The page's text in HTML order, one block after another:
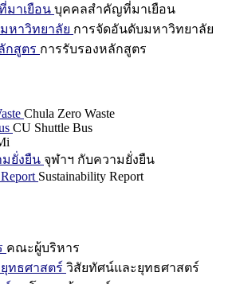
าเยือน บุคคลสำคัญที่มาเยือน
หาวิทยาลัย การจัดอันดับมหาวิทยาลัย
กสูตร การรับรองหลักสูตร
Chula Zero Waste
CU Shuttle Bus
ยั่งยืน จุฬาฯ กับความยั่งยืน
Sustainability Report
คณะผู้บริหาร
ทธศาสตร์ วิสัยทัศน์และยุทธศาสตร์